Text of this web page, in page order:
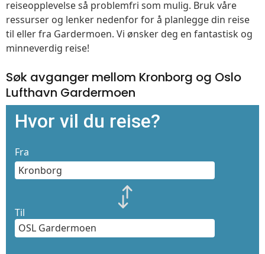
reiseopplevelse så problemfri som mulig. Bruk våre
ressurser og lenker nedenfor for å planlegge din reise
til eller fra Gardermoen. Vi ønsker deg en fantastisk og
minneverdig reise!
Søk avganger mellom Kronborg og Oslo
Lufthavn Gardermoen
Hvor vil du reise?
Fra
Til